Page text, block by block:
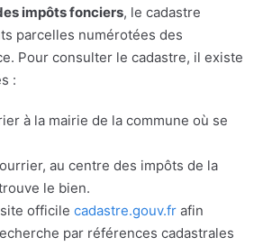
impôts fonciers, le cadastre
parcelles numérotées des
Pour consulter le cadastre, il existe
:
à la mairie de la commune où se
au centre des impôts de la
le bien.
officile cadastre.gouv.fr afin
par références cadastrales